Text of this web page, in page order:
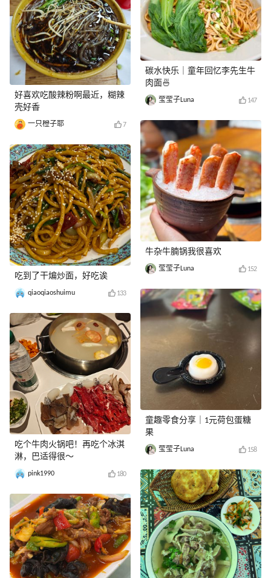
好喜欢吃酸辣粉啊最近，糊辣
壳好香
一只橙子耶 7
吃到了干煸炒面，好吃诶
qiaoqiaoshuimu 133
吃个牛肉火锅吧！再吃个冰淇
淋，巴适得很～
pink1990 180
碳水快乐｜童年回忆李先生牛
肉面🍜
莹莹子Luna 147
牛杂牛腩锅我很喜欢
莹莹子Luna 152
童趣零食分享｜1元荷包蛋糖
果
莹莹子Luna 158